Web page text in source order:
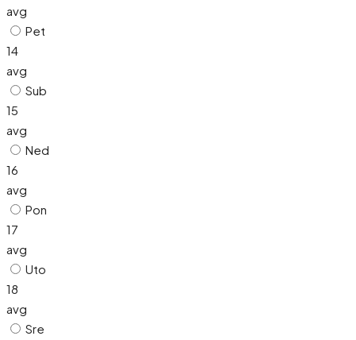
avg
Pet
14
avg
Sub
15
avg
Ned
16
avg
Pon
17
avg
Uto
18
avg
Sre